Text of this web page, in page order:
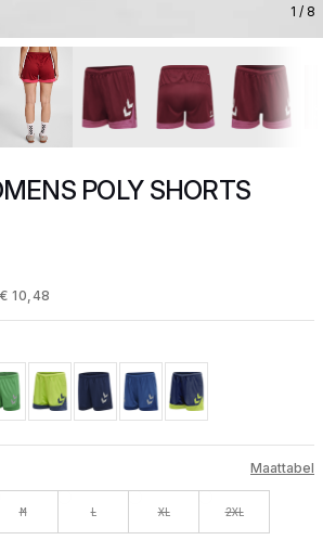
1 / 8
POLY SHORTS
10,48
Maattabel
M L XL 2XL